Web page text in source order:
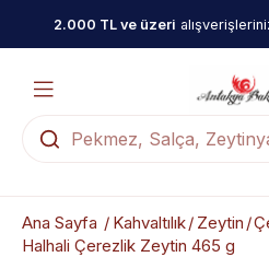
2.000 TL ve üzeri
Ana Sayfa Kahvaltılık Zeytin
Halhali Çerezlik Zeytin 465 g